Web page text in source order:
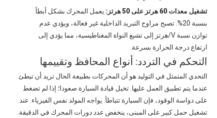
تشغيل معدات 60 هرتز على 50 هرتز:
يعمل المحرك بشكل أبطأ
بنسبة 20%. تصبح مراوح التبريد الداخلية غير فعالة، ويؤدي عدم
توازن نسبة V/هرتز إلى تشبع النواة المغناطيسية، مما يؤدي إلى
ارتفاع درجة الحرارة بسرعة.
التحكم في التردد: أنواع المحافظ وتقييمها
التحدي المتمثل في التوليد هو أن المحركات بطبيعة الحال تريد أن تبطئ
عندما يتم تطبيق العمل عليها. تخيل قيادة السيارة صعودا؛ إذا لم تضغط
على دواسة الوقود، فإن السيارة تتباطأ. يواجه المولد نفس الفيزياء. عند
تشغيل حمل كبير على المبنى، ينخفض ​​عدد دورات المحرك في الدقيقة.